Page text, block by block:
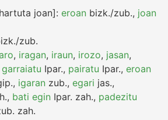
joan]:eroan bizk./zub., joan
zub.
, iragan, iraun, irozo, jasan,
garraiatu Ipar., pairatu Ipar.,eroan
, igaran zub.,egari jas.,
, bati egin Ipar. zah., padezitu
zah.